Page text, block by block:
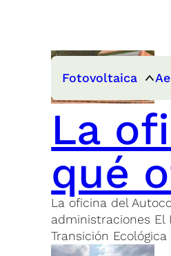
Fotovoltaica
La
qué
La oficina del
administraciones El
Transición